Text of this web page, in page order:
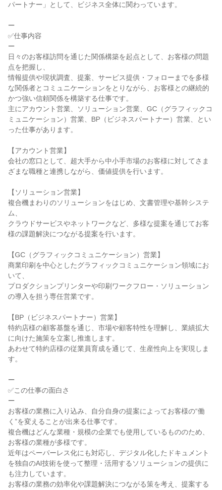
パートナー」として、ビジネス全体に関わっています。
ー
✅仕事内容
ー
日々のお客様訪問を通じた関係構築を起点として、お客様の問題
点を把握し、
情報提供や現状調査、提案、サービス提供・フォローまでを多様
な関係者とコミュニケーションをとりながら、お客様との継続的
かつ強い信頼関係を構築する仕事です。
主にアカウント営業、ソリューション営業、GC（グラフィックコ
ミュニケーション）営業、BP（ビジネスパートナー）営業、とい
った仕事があります。
【アカウント営業】
会社の窓口として、超大手から中小手市場のお客様に対してさま
ざまな職種と連携しながら、価値提供を行います。
【ソリューション営業】
複合機まわりのソリューションをはじめ、文書管理や基幹システ
ム、
クラウドサービスやネットワークなど、多様な提案を通じてお客
様の課題解決につながる提案を行います。
【GC（グラフィックコミュニケーション）営業】
商業印刷を中心としたグラフィックコミュニケーション領域にお
いて、
プロダクションプリンターや印刷ワークフロー・ソリューション
の導入を担う専任営業です。
【BP（ビジネスパートナー）営業】
特約店様の顧客基盤を通じ、市場や顧客特性を理解し、業績拡大
に向けた施策を立案し推進します。
あわせて特約店様の従業員育成を通じて、生産性向上を実現しま
す。
ー
✅この仕事の面白さ
ー
お客様の業務に入り込み、自分自身の提案によってお客様の“働
く”を変えることが出来る仕事です。
複合機はどんな業種・規模の企業でも使用しているもののため、
お客様の業種が多様です。
近年はペーパーレス化にも対応し、デジタル化したドキュメント
を独自のAI技術を使って整理・活用するソリューションの提供に
も注力しています。
お客様の業務の効率化や課題解決につながる策を考え、提案する